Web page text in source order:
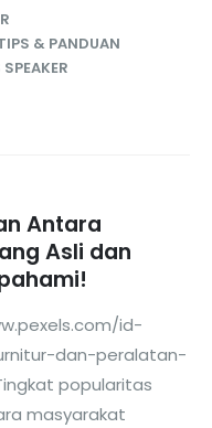
& PANDUAN
Antara
Asli dan
id-
dan-peralatan-
popularitas
masyarakat